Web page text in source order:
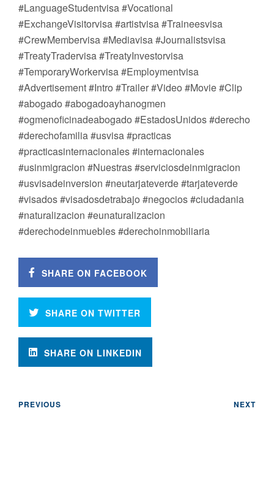
#LanguageStudentvisa #Vocational
#ExchangeVisitorvisa #artistvisa #Traineesvisa
#CrewMembervisa #Mediavisa #Journalistsvisa
#TreatyTradervisa #TreatyInvestorvisa
#TemporaryWorkervisa #Employmentvisa
#Advertisement #Intro #Trailer #Video #Movie #Clip
#abogado #abogadoayhanogmen
#ogmenoficinadeabogado #EstadosUnidos #derecho
#derechofamilia #usvisa #practicas
#practicasinternacionales #internacionales
#usinmigracion #Nuestras #serviciosdeinmigracion
#usvisadeinversion #neutarjateverde #tarjateverde
#visados #visadosdetrabajo #negocios #ciudadania
#naturalizacion #eunaturalizacion
#derechodeinmuebles #derechoinmobiliaria
SHARE ON FACEBOOK
SHARE ON TWITTER
SHARE ON LINKEDIN
PREVIOUS NEXT